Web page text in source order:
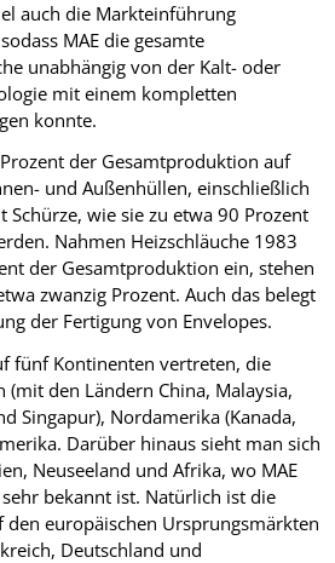
auch die Markteinführung
MAE die gesamte
unabhängig von der Kalt- oder
mit einem kompletten
konnte.
der Gesamtproduktion auf
und Außenhüllen, einschließlich
wie sie zu etwa 90 Prozent
Nahmen Heizschläuche 1983
der Gesamtproduktion ein, stehen
zwanzig Prozent. Auch das belegt
der Fertigung von Envelopes.
fünf Kontinenten vertreten, die
(mit den Ländern China, Malaysia,
Singapur), Nordamerika (Kanada,
Darüber hinaus sieht man sich
Neuseeland und Afrika, wo MAE
bekannt ist. Natürlich ist die
den europäischen Ursprungsmärkten
Deutschland und